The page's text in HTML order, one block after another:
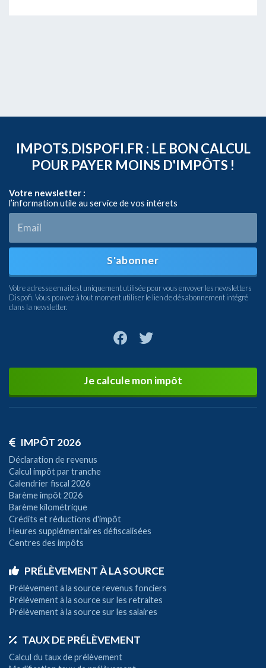
IMPOTS.DISPOFI.FR : LE BON CALCUL
POUR PAYER MOINS D'IMPÔTS !
Votre newsletter :
l’information utile au service de vos intérets
S'abonner
Votre adresse email est uniquement utilisée pour vous envoyer les newsletters
Dispofi. Vous pouvez à tout moment utiliser le lien de désabonnement intégré
dans la newsletter.
Je calcule mon impôt
IMPÔT 2026
Déclaration de revenus
Calcul impôt par tranche
Calendrier fiscal 2026
Barème impôt 2026
Barème kilométrique
Crédits et réductions d'impôt
Heures supplémentaires défiscalisées
Centres des impôts
PRÉLÈVEMENT À LA SOURCE
Prélèvement à la source revenus fonciers
Prélèvement à la source sur les retraites
Prélèvement à la source sur les salaires
TAUX DE PRÉLÈVEMENT
Calcul du taux de prélèvement